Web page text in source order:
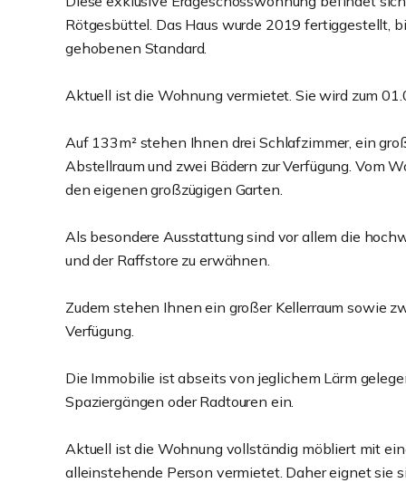
Rötgesbüttel. Das Haus wurde 2019 fertiggestellt,
gehobenen Standard.
Aktuell ist die Wohnung vermietet. Sie wird zum
Auf 133m² stehen Ihnen drei Schlafzimmer, ein
Abstellraum und zwei Bädern zur Verfügung. Vom
den eigenen großzügigen Garten.
Als besondere Ausstattung sind vor allem die
und der Raffstore zu erwähnen.
Zudem stehen Ihnen ein großer Kellerraum sowie
Verfügung.
Die Immobilie ist abseits von jeglichem Lärm
Spaziergängen oder Radtouren ein.
Aktuell ist die Wohnung vollständig möbliert mit
alleinstehende Person vermietet. Daher eignet sie